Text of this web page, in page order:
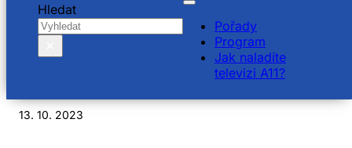
Hledat
Pořady
Program
Jak naladíte
televizi A11?
Monsignore Pavel
Dokládal –
římskokatolický kněz
13. 10. 2023